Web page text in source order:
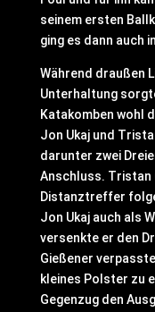
seinem ersten
ging es dann auch
Während draußen
Unterhaltung
Katakomben wohl
Jon Ukaj und
darunter zwei
Anschluss. Tristan
Distanztreffer
Jon Ukaj auch als
versenkte er den
Gießener
kleines Polster zu
Gegenzug den